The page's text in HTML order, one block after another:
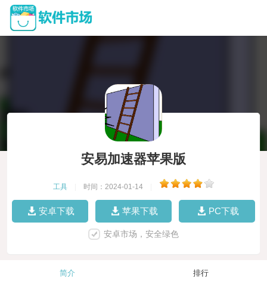
安易加速器苹果版
工具 时间：2024-01-14
安卓下载 苹果下载 PC下载
安卓市场，安全绿色
简介 排行